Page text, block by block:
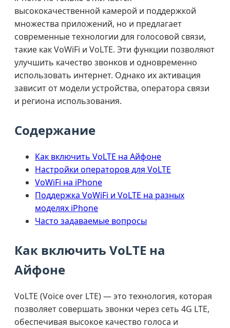
высококачественной камерой и поддержкой
множества приложений, но и предлагает
современные технологии для голосовой связи,
такие как VoWiFi и VoLTE. Эти функции позволяют
улучшить качество звонков и одновременно
использовать интернет. Однако их активация
зависит от модели устройства, оператора связи
и региона использования.
Содержание
Как включить VoLTE на Айфоне
Настройки операторов для VoLTE
VoWiFi на iPhone
Поддержка VoWiFi и VoLTE на разных
моделях iPhone
Часто задаваемые вопросы
Как включить VoLTE на
Айфоне
VoLTE (Voice over LTE) — это технология, которая
позволяет совершать звонки через сеть 4G LTE,
обеспечивая высокое качество голоса и